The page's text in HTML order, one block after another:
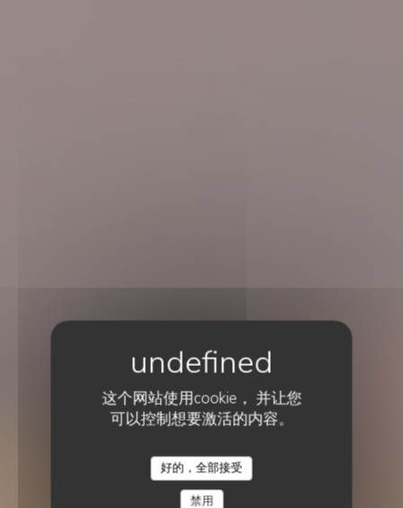
这个网站使用cookie， 并让您
可以控制想要激活的内容。
好的，全部接受
禁用
海鲜• DUNKERQUE
Le Roi de la Moule